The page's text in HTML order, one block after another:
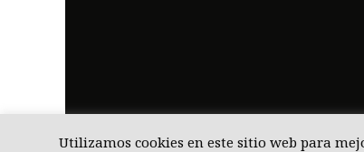
Utilizamos cookies en este sitio web para